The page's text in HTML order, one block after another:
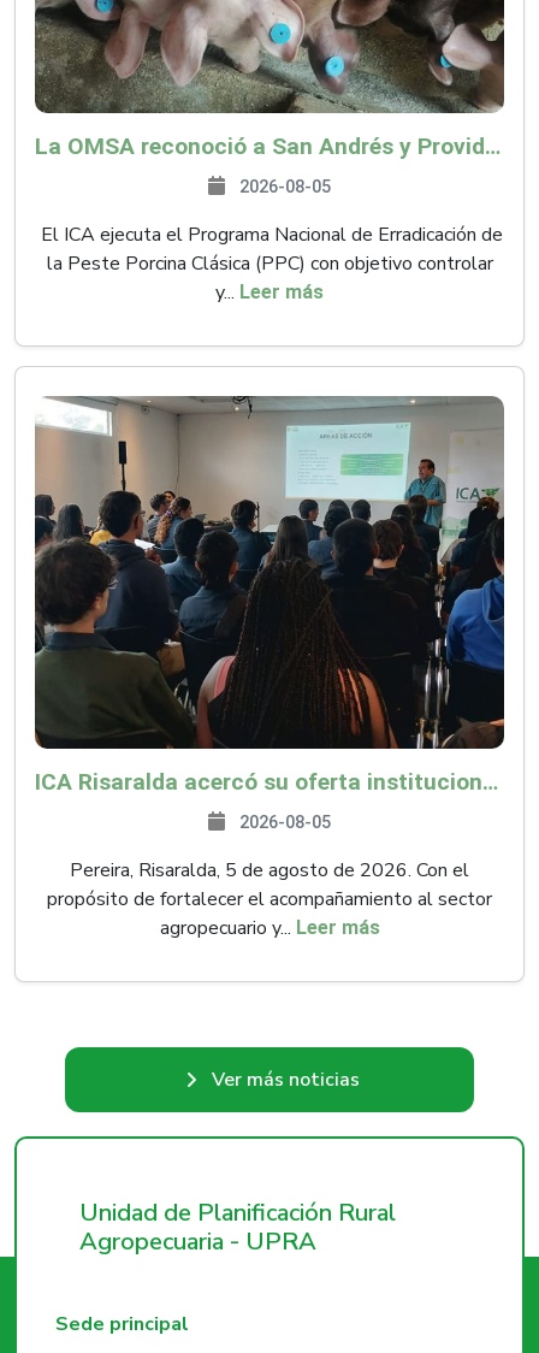
La OMSA reconoció a San Andrés y Providencia como zona libre de Peste Porcina Clásica (PPC)
2026-08-05
El ICA ejecuta el Programa Nacional de Erradicación de
la Peste Porcina Clásica (PPC) con objetivo controlar
y... Leer más
ICA Risaralda acercó su oferta institucional a productores y emprendedores en Expocamello
2026-08-05
Pereira, Risaralda, 5 de agosto de 2026. Con el
propósito de fortalecer el acompañamiento al sector
agropecuario y... Leer más
Ver más noticias
Unidad de Planificación Rural
Agropecuaria - UPRA
Sede principal